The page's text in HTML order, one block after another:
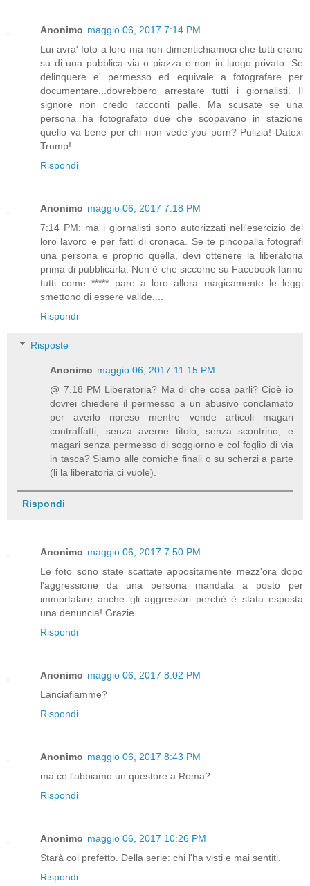
Anonimo maggio 06, 2017 7:14 PM
Lui avra' foto a loro ma non dimentichiamoci che tutti erano
su di una pubblica via o piazza e non in luogo privato. Se
delinquere e' permesso ed equivale a fotografare per
documentare...dovrebbero arrestare tutti i giornalisti. Il
signore non credo racconti palle. Ma scusate se una
persona ha fotografato due che scopavano in stazione
quello va bene per chi non vede you porn? Pulizia! Datexi
Trump!
Rispondi
Anonimo maggio 06, 2017 7:18 PM
7:14 PM: ma i giornalisti sono autorizzati nell'esercizio del
loro lavoro e per fatti di cronaca. Se te pincopalla fotografi
una persona e proprio quella, devi ottenere la liberatoria
prima di pubblicarla. Non è che siccome su Facebook fanno
tutti come ***** pare a loro allora magicamente le leggi
smettono di essere valide....
Rispondi
Risposte
Anonimo maggio 06, 2017 11:15 PM
@ 7.18 PM Liberatoria? Ma di che cosa parli? Cioè io
dovrei chiedere il permesso a un abusivo conclamato
per averlo ripreso mentre vende articoli magari
contraffatti, senza averne titolo, senza scontrino, e
magari senza permesso di soggiorno e col foglio di via
in tasca? Siamo alle comiche finali o su scherzi a parte
(li la liberatoria ci vuole).
Rispondi
Anonimo maggio 06, 2017 7:50 PM
Le foto sono state scattate appositamente mezz'ora dopo
l'aggressione da una persona mandata a posto per
immortalare anche gli aggressori perché è stata esposta
una denuncia! Grazie
Rispondi
Anonimo maggio 06, 2017 8:02 PM
Lanciafiamme?
Rispondi
Anonimo maggio 06, 2017 8:43 PM
ma ce l'abbiamo un questore a Roma?
Rispondi
Anonimo maggio 06, 2017 10:26 PM
Starà col prefetto. Della serie: chi l'ha visti e mai sentiti.
Rispondi